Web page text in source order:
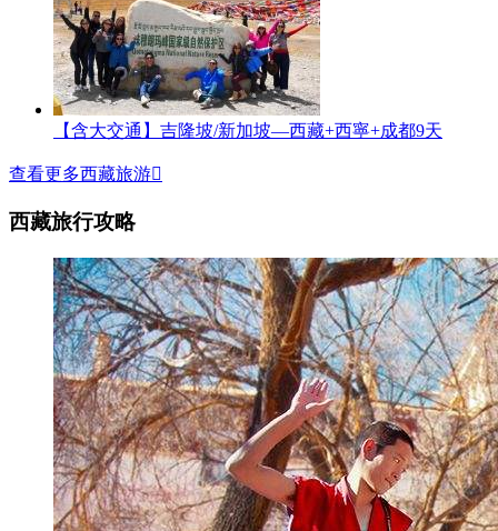
【含大交通】吉隆坡/新加坡—西藏+西寧+成都9天
查看更多西藏旅游
西藏旅行攻略